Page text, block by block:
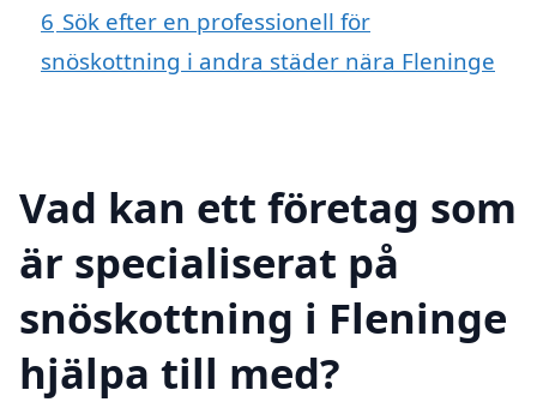
6 Sök efter en professionell för
snöskottning i andra städer nära Fleninge
Vad kan ett företag som
är specialiserat på
snöskottning i Fleninge
hjälpa till med?